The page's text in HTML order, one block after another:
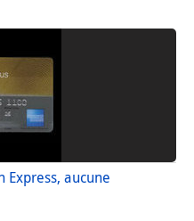
Express, aucune